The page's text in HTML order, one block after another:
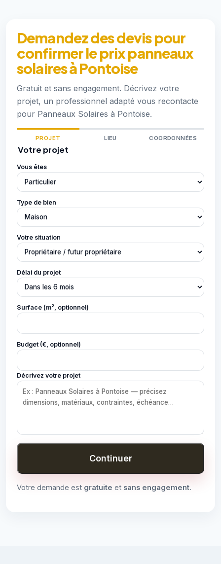
Demandez des devis pour
confirmer le prix panneaux
solaires à Pontoise
Gratuit et sans engagement. Décrivez votre
projet, un professionnel adapté vous recontacte
pour Panneaux Solaires à Pontoise.
PROJET LIEU COORDONNÉES
Votre projet
Vous êtes
Type de bien
Votre situation
Délai du projet
Surface (m², optionnel)
Budget (€, optionnel)
Décrivez votre projet
Continuer
Votre demande est gratuite et sans engagement.